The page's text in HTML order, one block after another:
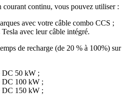
courant continu, vous pouvez utiliser :
avec votre câble combo CCS ;
avec leur câble intégré.
de recharge (de 20 % à 100%) sur
DC 50 kW ;
DC 100 kW ;
DC 150 kW ;